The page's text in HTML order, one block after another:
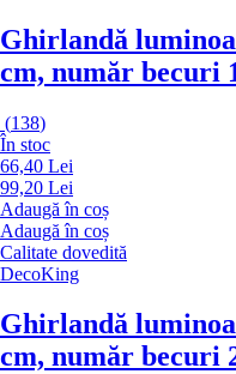
Ghirlandă
cm, număr becuri
(138)
În stoc
66,40 Lei
99,20 Lei
Adaugă în coș
Adaugă în coș
Calitate dovedită
DecoKing
Ghirlandă
cm, număr becuri